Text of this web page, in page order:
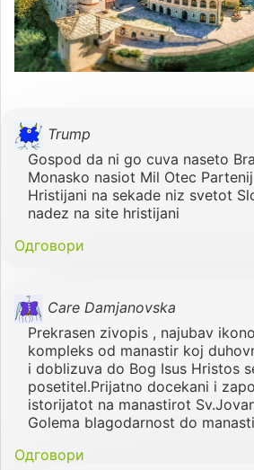
Trump
Gospod da ni go cuva naseto
Monasko nasiot Mil Otec
Hristijani na sekade niz svetot
nadez na site hristijani
Одговори
Care Damjanovska
Prekrasen zivopis , najubav
kompleks od manastir koj
i doblizuva do Bog Isus Hristos
posetitel.Prijatno docekani i
istorijatot na manastirot
Golema blagodarnost do
Одговори